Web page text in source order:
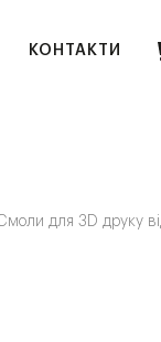
КОНТАКТИ
для 3D друку